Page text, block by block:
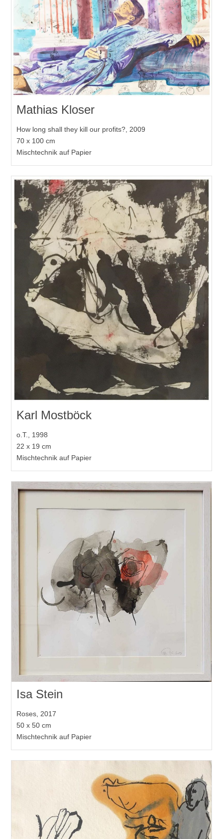
Mathias Kloser
How long shall they kill our profits?, 2009
70 x 100 cm
Mischtechnik auf Papier
Karl Mostböck
o.T., 1998
22 x 19 cm
Mischtechnik auf Papier
Isa Stein
Roses, 2017
50 x 50 cm
Mischtechnik auf Papier